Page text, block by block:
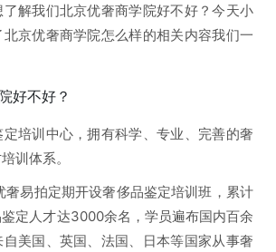
解我们北京优奢商学院好不好？今天小
京优奢商学院怎么样的相关内容我们一
好不好？
培训中心，拥有科学、专业、完善的奢
训体系。
奢易拍定期开设奢侈品鉴定培训班，累计
定人才达3000余名，学员遍布国内百余
美国、英国、法国、日本等国家从事奢